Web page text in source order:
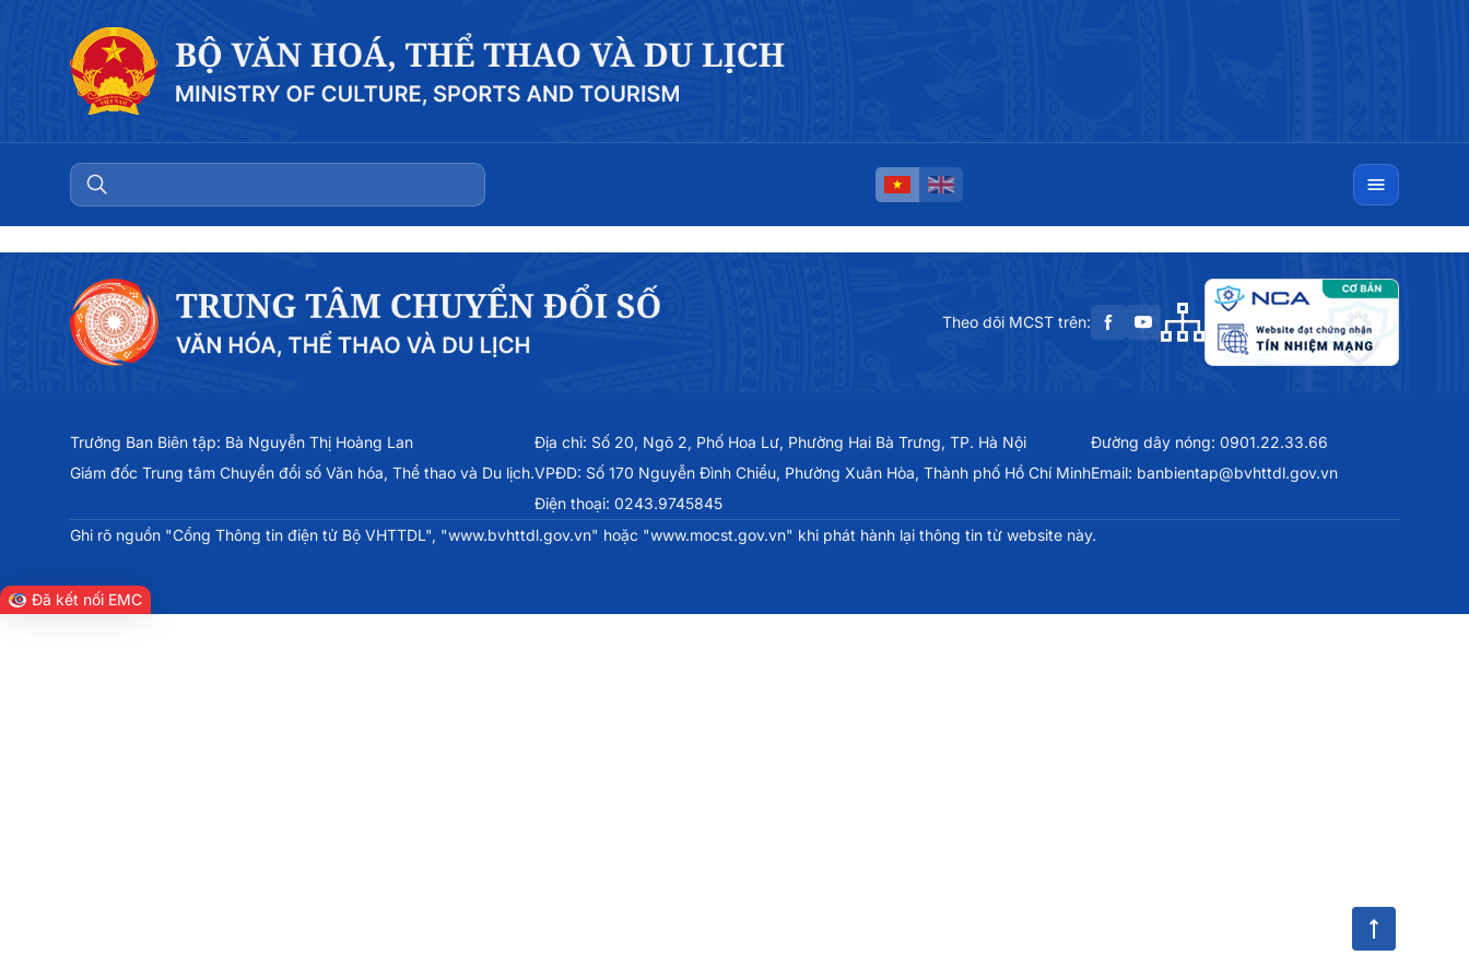
Theo dõi MCST trên:
Trưởng Ban Biên tập: Bà Nguyễn Thị Hoàng Lan
Giám đốc Trung tâm Chuyển đổi số Văn hóa, Thể thao và Du lịch.
Địa chỉ: Số 20, Ngõ 2, Phố Hoa Lư, Phường Hai Bà Trưng, TP. Hà Nội
VPĐD: Số 170 Nguyễn Đình Chiểu, Phường Xuân Hòa, Thành phố Hồ Chí Minh
Điện thoại: 0243.9745845
Đường dây nóng: 0901.22.33.66
Email: banbientap@bvhttdl.gov.vn
Ghi rõ nguồn "Cổng Thông tin điện tử Bộ VHTTDL", "www.bvhttdl.gov.vn" hoặc "www.mocst.gov.vn" khi phát hành lại thông tin từ website này.
Đã kết nối EMC